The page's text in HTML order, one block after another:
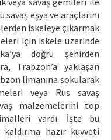
eşya ve araçlarını
iskeleye çıkarmak
için iskele üzerinde
doğru şehirden
Trabzon’a yaklaşan
limanına sokularak
veya Rus savaş
malzemelerini top
vardı. İşte bu
hazır kuvveti